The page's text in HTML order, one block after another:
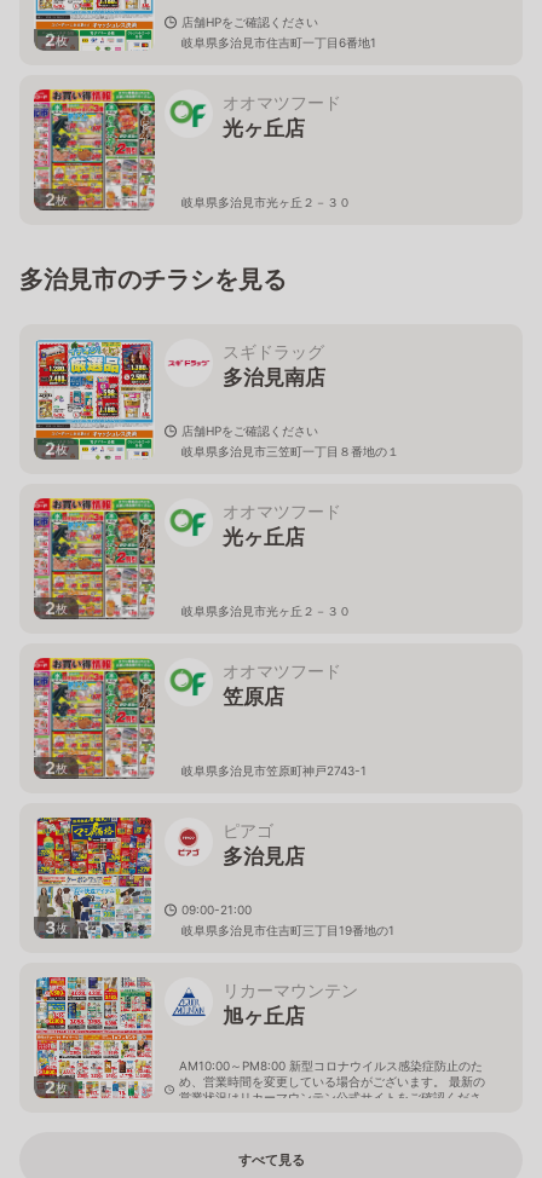
2枚
店舗HPをご確認ください
岐阜県多治見市住吉町一丁目6番地1
2枚
オオマツフード
光ヶ丘店
岐阜県多治見市光ヶ丘２－３０
多治見市のチラシを見る
2枚
スギドラッグ
多治見南店
店舗HPをご確認ください
岐阜県多治見市三笠町一丁目８番地の１
2枚
オオマツフード
光ヶ丘店
岐阜県多治見市光ヶ丘２－３０
2枚
オオマツフード
笠原店
岐阜県多治見市笠原町神戸2743-1
3枚
ピアゴ
多治見店
09:00-21:00
岐阜県多治見市住吉町三丁目19番地の1
2枚
リカーマウンテン
旭ヶ丘店
AM10:00～PM8:00 新型コロナウイルス感染症防止のた
め、営業時間を変更している場合がございます。 最新の
営業状況はリカーマウンテン公式サイトをご確認くださ
すべて見る